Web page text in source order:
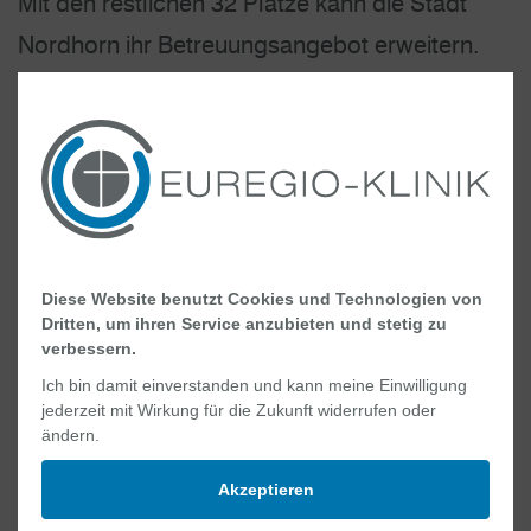
Nordhorn ihr Betreuungsangebot erweitern.
Nutzfläche von 1771 Quadratmetern. Als
besonderes Highlight wird es neben einer
Außenspielfläche mehrere Spielflächen im
Carolin Lauhoff, Geschäftsführerin beim
Stephanswerk, erläutert wie sich das Gebäude
der KiTa in die umliegende Gegend einfügt.
„Das offen gestaltete Eingangsfoyer sowie die
viergliedrige Gebäudestruktur bieten bewusst
einen optischen Akzent zu den umliegenden
Diese Website benutzt Cookies und Technologien von
Dritten, um ihren Service anzubieten und stetig zu
verbessern.
Ich bin damit einverstanden und kann meine Einwilligung
jederzeit mit Wirkung für die Zukunft widerrufen oder
ändern.
Akzeptieren